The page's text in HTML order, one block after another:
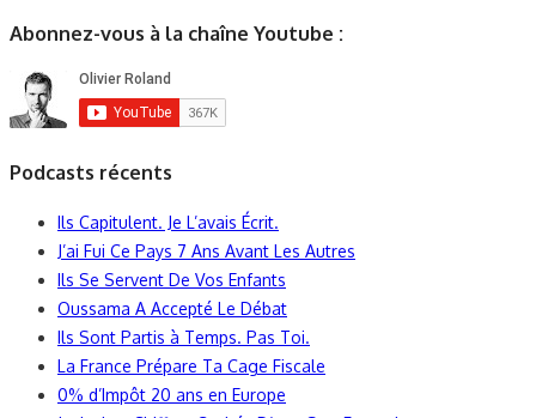
Abonnez-vous à la chaîne Youtube :
Podcasts récents
Ils Capitulent. Je L’avais Écrit.
J’ai Fui Ce Pays 7 Ans Avant Les Autres
Ils Se Servent De Vos Enfants
Oussama A Accepté Le Débat
Ils Sont Partis à Temps. Pas Toi.
La France Prépare Ta Cage Fiscale
0% d’Impôt 20 ans en Europe